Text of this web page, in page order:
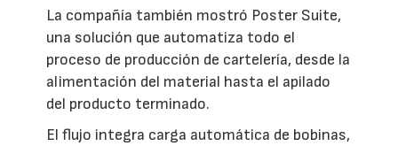
La compañía también mostró Poster Suite,
una solución que automatiza todo el
proceso de producción de cartelería, desde la
alimentación del material hasta el apilado
del producto terminado.
El flujo integra carga automática de bobinas,